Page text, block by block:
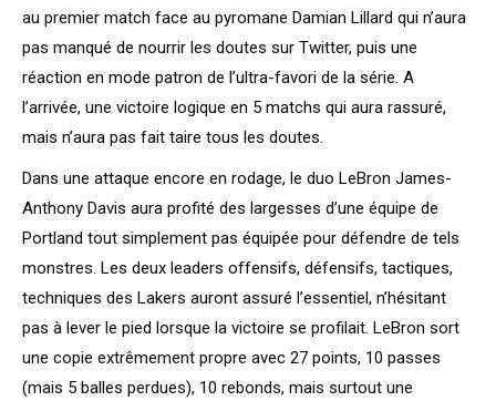
au premier match face au pyromane Damian Lillard qui n’aura
pas manqué de nourrir les doutes sur Twitter, puis une
réaction en mode patron de l’ultra-favori de la série. A
l’arrivée, une victoire logique en 5 matchs qui aura rassuré,
mais n’aura pas fait taire tous les doutes.
Dans une attaque encore en rodage, le duo LeBron James-
Anthony Davis aura profité des largesses d’une équipe de
Portland tout simplement pas équipée pour défendre de tels
monstres. Les deux leaders offensifs, défensifs, tactiques,
techniques des Lakers auront assuré l’essentiel, n’hésitant
pas à lever le pied lorsque la victoire se profilait. LeBron sort
une copie extrêmement propre avec 27 points, 10 passes
(mais 5 balles perdues), 10 rebonds, mais surtout une